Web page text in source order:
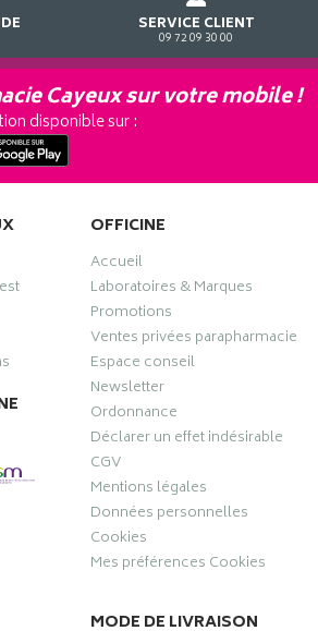
SERVICE CLIENT
09 72 09 30 00
Cayeux sur votre mobile !
disponible sur :
OFFICINE
Accueil
Laboratoires & Marques
Promotions
Ventes privées parapharmacie
Espace conseil
Newsletter
Ordonnance
Déclarer un effet indésirable
CGV
Mentions légales
Données personnelles
Cookies
Mes préférences Cookies
MODE DE LIVRAISON